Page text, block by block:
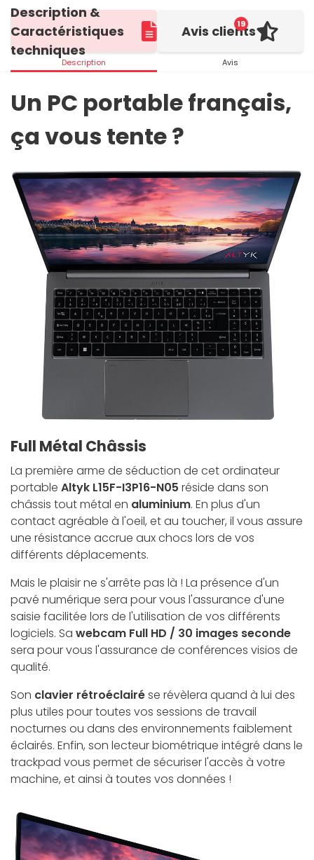
Description &
Caractéristiques
techniques
Description
19
Avis clients
Avis
Un PC portable français,
ça vous tente ?
Full Métal Châssis
La première arme de séduction de cet ordinateur
portable Altyk L15F-I3P16-N05 réside dans son
châssis tout métal en aluminium. En plus d'un
contact agréable à l'oeil, et au toucher, il vous assure
une résistance accrue aux chocs lors de vos
différents déplacements.
Mais le plaisir ne s'arrête pas là ! La présence d'un
pavé numérique sera pour vous l'assurance d'une
saisie facilitée lors de l'utilisation de vos différents
logiciels. Sa webcam Full HD / 30 images seconde
sera pour vous l'assurance de conférences visios de
qualité.
Son clavier rétroéclairése révèlera quand à lui des
plus utiles pour toutes vos sessions de travail
nocturnes ou dans des environnements faiblement
éclairés. Enfin, son lecteur biométrique intégré dans le
trackpad vous permet de sécuriser l'accès à votre
machine, et ainsi à toutes vos données !